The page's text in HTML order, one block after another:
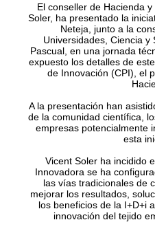
El conseller de Hacienda
Soler, ha presentado la
Neteja, junto a la
Universidades, Ciencia y
Pascual, en una jornada
expuesto los detalles de
de Innovación (CPI), el
A la presentación han
de la comunidad científica,
empresas potencialmente
esta
Vicent Soler ha incidido
Innovadora se ha
las vías tradicionales de
mejorar los resultados,
los beneficios de la I+D+i
innovación del tejido